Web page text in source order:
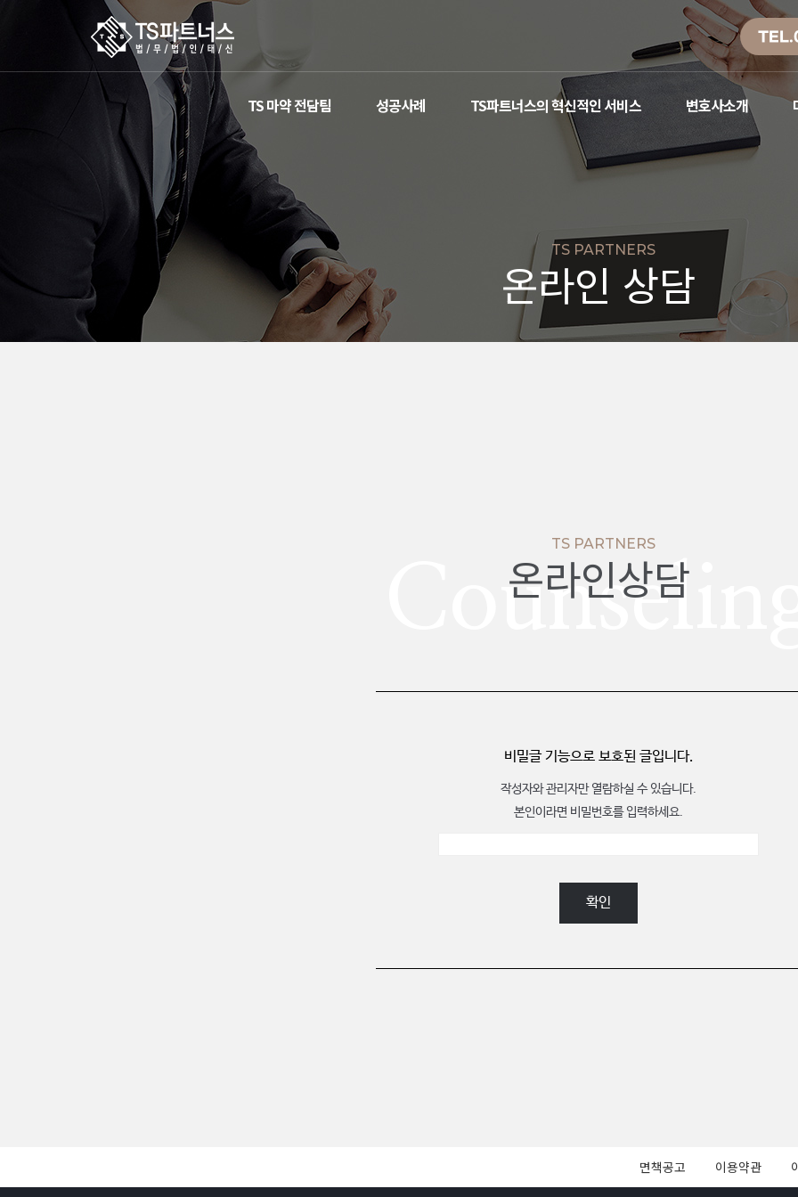
TS 마약 전담팀 성공사례 TS파트너스의 혁신적인 서비스 변호사소개
TS PARTNERS
온라인 상담
TS PARTNERS
온라인상담
비밀글 기능으로 보호된 글입니다.
작성자와 관리자만 열람하실 수 있습니다.
본인이라면 비밀번호를 입력하세요.
확인
면책공고 이용약관